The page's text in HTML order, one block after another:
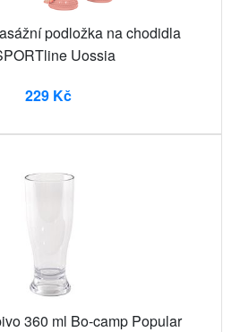
podložka na chodidla
Uossia
229 Kč
360 ml Bo-camp Popular